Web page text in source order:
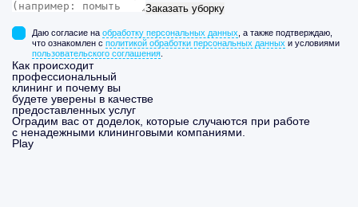
Заказать уборку
Даю согласие на обработку персональных данных , а также подтверждаю,
что ознакомлен с политикой обработки персональных данных и условиями
пользовательского соглашения
Как происходит
профессиональный
клининг и почему вы
будете уверены в качестве
предоставленных услуг
Оградим вас от доделок, которые случаются при работе
с ненадежными клининговыми компаниями.
Play